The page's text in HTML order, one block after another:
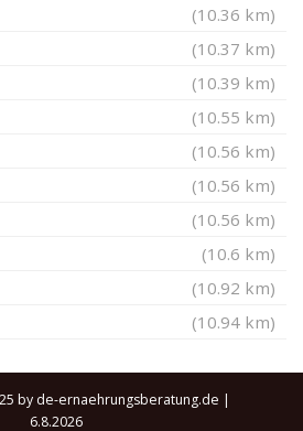
(10.36 km)
(10.37 km)
(10.39 km)
(10.55 km)
(10.56 km)
(10.56 km)
(10.56 km)
(10.6 km)
(10.92 km)
(10.94 km)
by de-ernaehrungsberatung.de |
6.8.2026